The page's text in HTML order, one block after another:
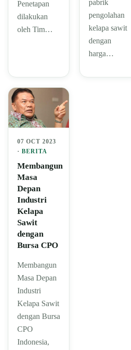
Penetapan
dilakukan
oleh Tim…
pabrik
pengolahan
kelapa sawit
dengan
harga…
07 OCT 2023
· BERITA
Membangun
Masa
Depan
Industri
Kelapa
Sawit
dengan
Bursa CPO
Membangun
Masa Depan
Industri
Kelapa Sawit
dengan Bursa
CPO
Indonesia,